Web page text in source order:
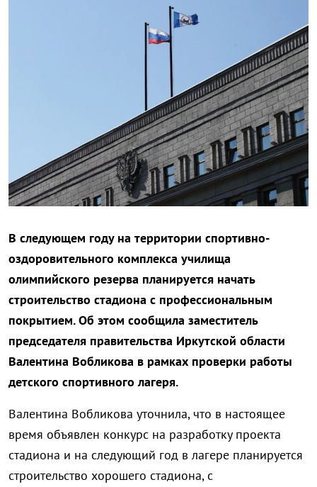
В следующем году на территории спортивно-
оздоровительного комплекса училища
олимпийского резерва планируется начать
строительство стадиона с профессиональным
покрытием. Об этом сообщила заместитель
председателя правительства Иркутской области
Валентина Вобликова в рамках проверки работы
детского спортивного лагеря.
Валентина Вобликова уточнила, что в настоящее
время объявлен конкурс на разработку проекта
стадиона и на следующий год в лагере планируется
строительство хорошего стадиона, с